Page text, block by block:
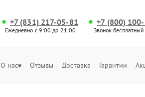
+7 (831) 217-05-81
Ежедневно с 9:00 до 21:00
+7 (800)
Звонок
О нас Отзывы Доставка Гарантии